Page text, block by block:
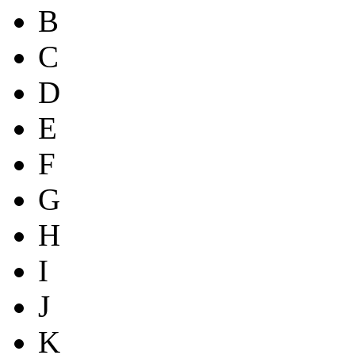
B
C
D
E
F
G
H
I
J
K